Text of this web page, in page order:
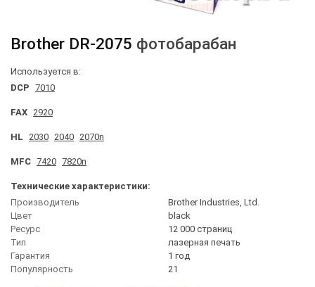
Brother DR-2075 фотобарабан
Используется в:
DCP 7010
FAX 2920
HL 2030 2040 2070n
MFC 7420 7820n
Технические характеристики:
Производитель
Brother Industries, Ltd.
Цвет
black
Ресурс
12 000 страниц
Тип
лазерная печать
Гарантия
1 год
Популярность
21